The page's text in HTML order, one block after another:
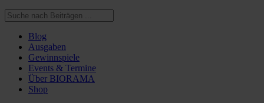
Blog
Ausgaben
Gewinnspiele
Events & Termine
Über BIORAMA
Shop